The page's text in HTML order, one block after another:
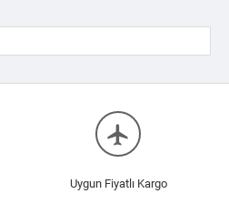
flight
Uygun Fiyatlı Kargo